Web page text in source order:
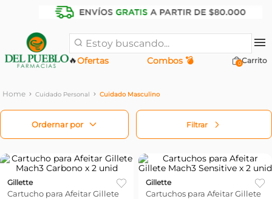
Estoy buscando...
Ofertas
🔥 Combos 💣 0
Cuidado Personal Cuidado Masculino
Filtrar
Gillette
Cartucho para Afeitar Gillete
Gillette
Cartuchos para Afeitar Gillete